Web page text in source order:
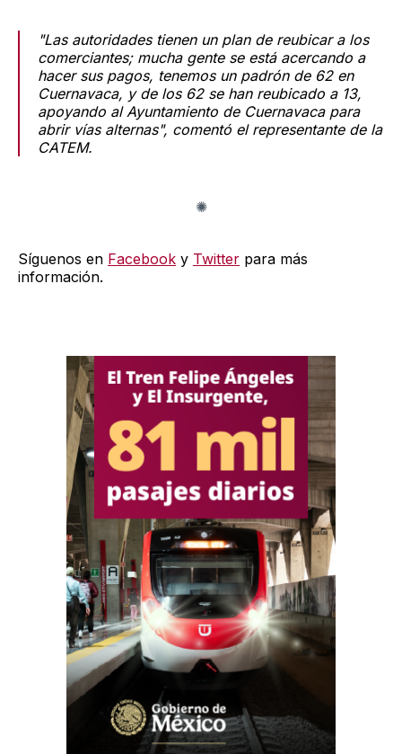
"Las autoridades tienen un plan de reubicar a los
comerciantes; mucha gente se está acercando a
hacer sus pagos, tenemos un padrón de 62 en
Cuernavaca, y de los 62 se han reubicado a 13,
apoyando al Ayuntamiento de Cuernavaca para
abrir vías alternas", comentó el representante de la
CATEM.
Síguenos en Facebook y Twitter para más
información.